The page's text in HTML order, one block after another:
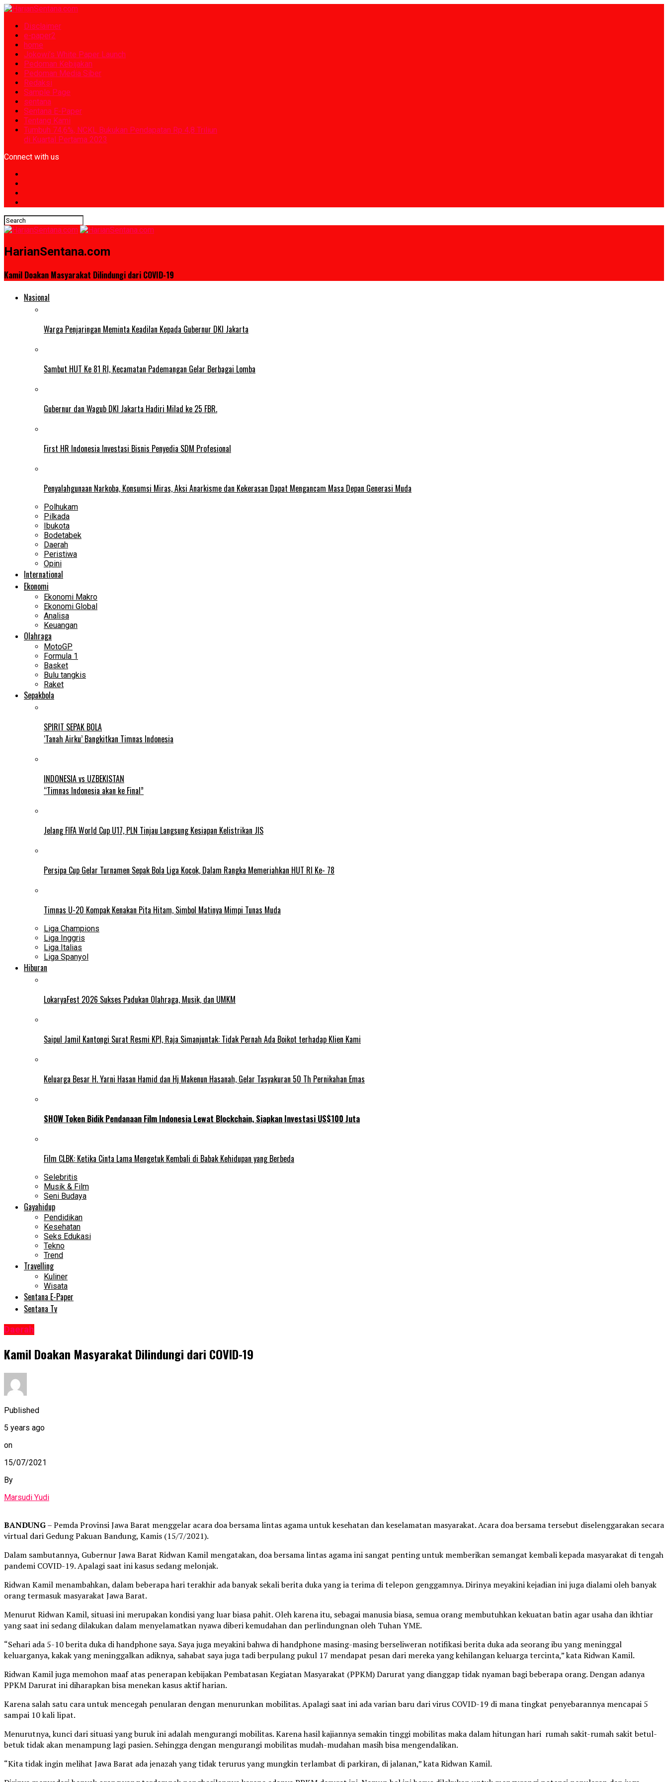
Disclaimer
e-paper2
home
Jokowi’s White Paper Launch
Pedoman Kebijakan
Pedoman Media Siber
Redaksi
Sample Page
sentana
Sentana E-Paper
Tentang Kami
Tumbuh 74,6%, NCKL Bukukan Pendapatan Rp 4,8 Triliun
di Kuartal Pertama 2023
Connect with us
HarianSentana.com
Kamil Doakan Masyarakat Dilindungi dari COVID-19
Nasional
Warga Penjaringan Meminta Keadilan Kepada Gubernur DKI Jakarta
Sambut HUT Ke 81 RI, Kecamatan Pademangan Gelar Berbagai Lomba
Gubernur dan Wagub DKI Jakarta Hadiri Milad ke 25 FBR.
First HR Indonesia Investasi Bisnis Penyedia SDM Profesional
Penyalahgunaan Narkoba, Konsumsi Miras, Aksi Anarkisme dan Kekerasan Dapat Mengancam Masa Depan Generasi Muda
Polhukam
Pilkada
Ibukota
Bodetabek
Daerah
Peristiwa
Opini
International
Ekonomi
Ekonomi Makro
Ekonomi Global
Analisa
Keuangan
Olahraga
MotoGP
Formula 1
Basket
Bulu tangkis
Raket
Sepakbola
SPIRIT SEPAK BOLA
‘Tanah Airku’ Bangkitkan Timnas Indonesia
INDONESIA vs UZBEKISTAN
“Timnas Indonesia akan ke Final”
Jelang FIFA World Cup U17, PLN Tinjau Langsung Kesiapan Kelistrikan JIS
Persipa Cup Gelar Turnamen Sepak Bola Liga Kocok, Dalam Rangka Memeriahkan HUT RI Ke- 78
Timnas U-20 Kompak Kenakan Pita Hitam, Simbol Matinya Mimpi Tunas Muda
Liga Champions
Liga Inggris
Liga Italias
Liga Spanyol
Hiburan
LokaryaFest 2026 Sukses Padukan Olahraga, Musik, dan UMKM
Saipul Jamil Kantongi Surat Resmi KPI, Raja Simanjuntak: Tidak Pernah Ada Boikot terhadap Klien Kami
Keluarga Besar H. Yarni Hasan Hamid dan Hj Makenun Hasanah, Gelar Tasyakuran 50 Th Pernikahan Emas
SHOW Token Bidik Pendanaan Film Indonesia Lewat Blockchain, Siapkan Investasi US$100 Juta
Film CLBK: Ketika Cinta Lama Mengetuk Kembali di Babak Kehidupan yang Berbeda
Selebritis
Musik & Film
Seni Budaya
Gayahidup
Pendidikan
Kesehatan
Seks Edukasi
Tekno
Trend
Travelling
Kuliner
Wisata
Sentana E-Paper
Sentana Tv
Daerah
Kamil Doakan Masyarakat Dilindungi dari COVID-19
Published
5 years ago
on
15/07/2021
By
Marsudi Yudi
BANDUNG– Pemda Provinsi Jawa Barat menggelar acara doa bersama lintas agama untuk kesehatan dan keselamatan masyarakat. Acara doa bersama tersebut diselenggarakan secara
virtual dari Gedung Pakuan Bandung, Kamis (15/7/2021).
Dalam sambutannya, Gubernur Jawa Barat Ridwan Kamil mengatakan, doa bersama lintas agama ini sangat penting untuk memberikan semangat kembali kepada masyarakat di tengah
pandemi COVID-19. Apalagi saat ini kasus sedang melonjak.
Ridwan Kamil menambahkan, dalam beberapa hari terakhir ada banyak sekali berita duka yang ia terima di telepon genggamnya. Dirinya meyakini kejadian ini juga dialami oleh banyak
orang termasuk masyarakat Jawa Barat.
Menurut Ridwan Kamil, situasi ini merupakan kondisi yang luar biasa pahit. Oleh karena itu, sebagai manusia biasa, semua orang membutuhkan kekuatan batin agar usaha dan ikhtiar
yang saat ini sedang dilakukan dalam menyelamatkan nyawa diberi kemudahan dan perlindungnan oleh Tuhan YME.
“Sehari ada 5-10 berita duka di handphone saya. Saya juga meyakini bahwa di handphone masing-masing berseliweran notifikasi berita duka ada seorang ibu yang meninggal
keluarganya, kakak yang meninggalkan adiknya, sahabat saya juga tadi berpulang pukul 17 mendapat pesan dari mereka yang kehilangan keluarga tercinta,” kata Ridwan Kamil.
Ridwan Kamil juga memohon maaf atas penerapan kebijakan Pembatasan Kegiatan Masyarakat (PPKM) Darurat yang dianggap tidak nyaman bagi beberapa orang. Dengan adanya
PPKM Darurat ini diharapkan bisa menekan kasus aktif harian.
Karena salah satu cara untuk mencegah penularan dengan menurunkan mobilitas. Apalagi saat ini ada varian baru dari virus COVID-19 di mana tingkat penyebarannya mencapai 5
sampai 10 kali lipat.
Menurutnya, kunci dari situasi yang buruk ini adalah mengurangi mobilitas. Karena hasil kajiannya semakin tinggi mobilitas maka dalam hitungan hari rumah sakit-rumah sakit betul-
betuk tidak akan menampung lagi pasien. Sehingga dengan mengurangi mobilitas mudah-mudahan masih bisa mengendalikan.
“Kita tidak ingin melihat Jawa Barat ada jenazah yang tidak terurus yang mungkin terlambat di parkiran, di jalanan,” kata Ridwan Kamil.